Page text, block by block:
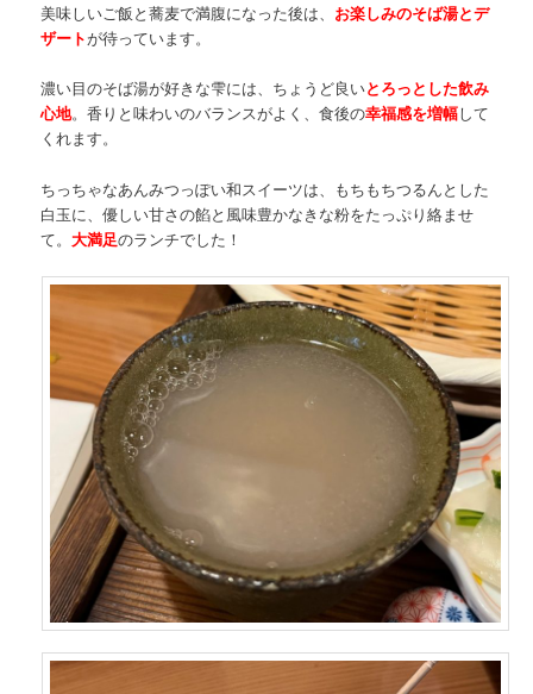
美味しいご飯と蕎麦で満腹になった後は、 お楽しみのそば湯とデ
ザートが待っています。
濃い目のそば湯が好きな雫には、ちょうど良いとろっとした飲み
心地。香りと味わいのバランスがよく、食後の幸福感を増幅して
くれます。
ちっちゃなあんみつっぽい和スイーツは、もちもちつるんとした
白玉に、優しい甘さの餡と風味豊かなきな粉をたっぷり絡ませ
て。大満足のランチでした！